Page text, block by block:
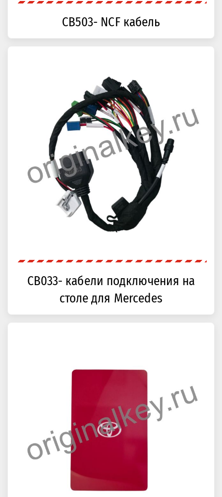
CB503- NCF кабель
CB033- кабели подключения на
столе для Mercedes